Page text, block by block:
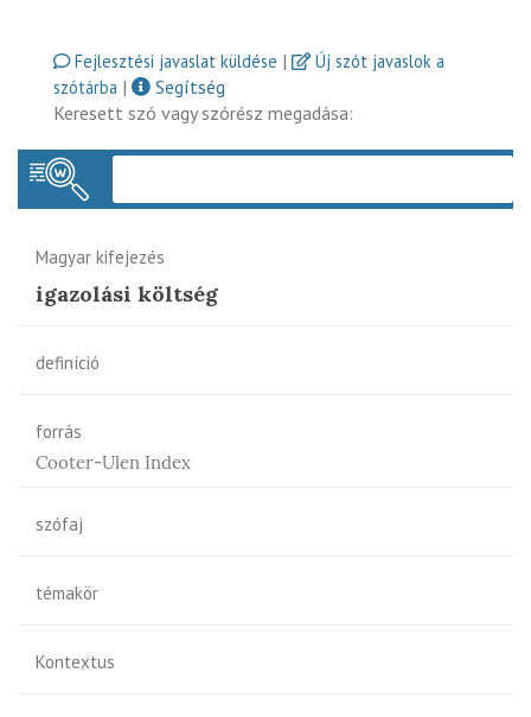
Fejlesztési javaslat küldése |
Új szót javaslok a
szótárba |
Segítség
Keresett szó vagy szórész megadása:
Magyar kifejezés
igazolási költség
definíció
forrás
Cooter-Ulen Index
szófaj
témakör
Kontextus